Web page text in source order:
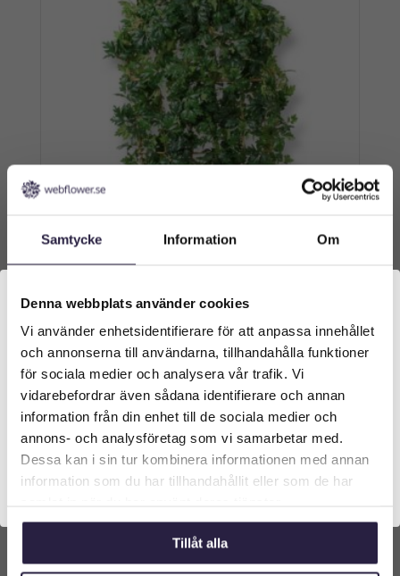
Samtycke Information Om
Denna webbplats använder cookies
Vi använder enhetsidentifierare för att anpassa innehållet
och annonserna till användarna, tillhandahålla funktioner
för sociala medier och analysera vår trafik. Vi
vidarebefordrar även sådana identifierare och annan
information från din enhet till de sociala medier och
annons- och analysföretag som vi samarbetar med.
Dessa kan i sin tur kombinera informationen med annan
information som du har tillhandahållit eller som de har
Tillåt alla
Häck | Avskärmning Cissus Spaljé 150 cm
Från:4959kr
Lägg till i varukorg
Välkommen till Webflower
Vilken typ av kund är du? Du kan alltid justera ditt val
längst upp på sidan.
Företagskund (exkl. moms)
Privatkund (inkl. moms)